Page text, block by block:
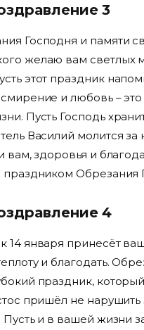
3
Господня и памяти
желаю вам светлых
этот праздник
и любовь –
Пусть Господь
Василий молится за
вам, здоровья и
праздником Обрезания
4
14 января принесёт
и благодать.
праздник,
пришёл не нарушить
Пусть и в вашей жизни